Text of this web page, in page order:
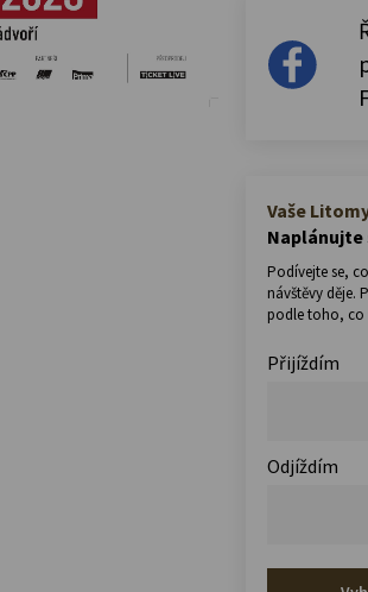
Vaše
Naplánujte
Podívejte se,
návštěvy děje.
podle toho, co
Přijíždím
Odjíždím